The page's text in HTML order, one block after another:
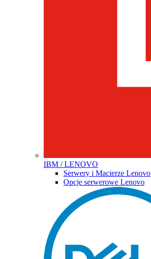
IBM / LENOVO
Serwery i Macierze Lenovo
Opcje serwerowe Lenovo